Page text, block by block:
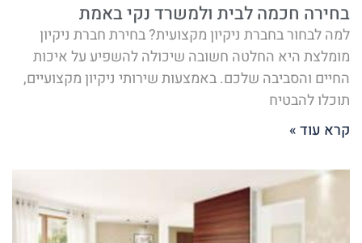
בחירה חכמה לבית ולמשרד נקי באמת
למה לבחור בחברת ניקיון מקצועית? בחירת חברת ניקיון
מומלצת היא החלטה חשובה שיכולה להשפיע על איכות
החיים והסביבה שלכם. באמצעות שירותי ניקיון מקצועיים,
תוכלו להבטיח
קרא עוד »